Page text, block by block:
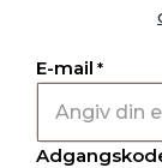
E-mail *